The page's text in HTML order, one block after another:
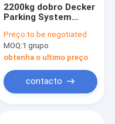
2200kg dobro Decker
Parking System
inclina o elevador do
carro
Preço:to be negotiated
MOQ:1 grupo
obtenha o ultimo preço
contacto